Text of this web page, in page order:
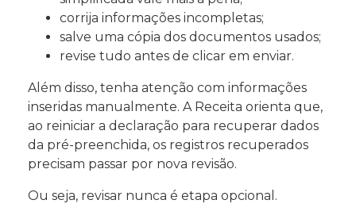
corrija informações incompletas;
salve uma cópia dos documentos usados;
revise tudo antes de clicar em enviar.
Além disso, tenha atenção com informações
inseridas manualmente. A Receita orienta que,
ao reiniciar a declaração para recuperar dados
da pré-preenchida, os registros recuperados
precisam passar por nova revisão.
Ou seja, revisar nunca é etapa opcional.